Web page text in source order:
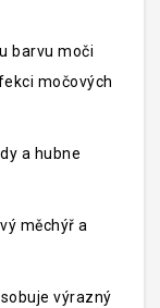
barvu moči
močových
a hubne
měchýř a
výrazný